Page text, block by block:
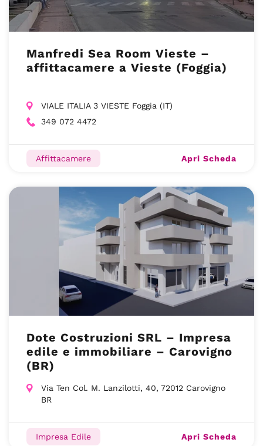
Manfredi Sea Room Vieste –
affittacamere a Vieste (Foggia)
VIALE ITALIA 3 VIESTE Foggia (IT)
349 072 4472
Affittacamere Apri Scheda
Dote Costruzioni SRL – Impresa
edile e immobiliare – Carovigno
(BR)
Via Ten Col. M. Lanzilotti, 40, 72012 Carovigno
BR
Impresa Edile Apri Scheda